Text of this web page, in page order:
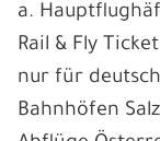
a.
Rail & Fly
nur für
Bahnhöfen